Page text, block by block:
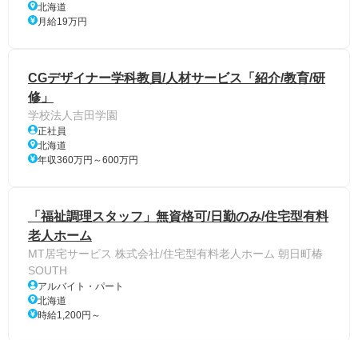
北海道
月給19万円
CGデザイナー学科教員/人材サービス「紹介/教育/研
修」
学校法人吉田学園
正社員
北海道
年収360万円～600万円
「福祉調理スタッフ」無資格可/日勤のみ/住宅型有料
老人ホーム
MT居宅サービス 株式会社/住宅型有料老人ホーム 朝日町椿
SOUTH
アルバイト・パート
北海道
時給1,200円～